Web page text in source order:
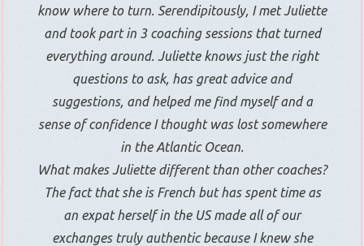
know where to turn. Serendipitously, I met Juliette
and took part in 3 coaching sessions that turned
everything around. Juliette knows just the right
questions to ask, has great advice and
suggestions, and helped me find myself and a
sense of confidence I thought was lost somewhere
in the Atlantic Ocean.
What makes Juliette different than other coaches?
The fact that she is French but has spent time as
an expat herself in the US made all of our
exchanges truly authentic because I knew she